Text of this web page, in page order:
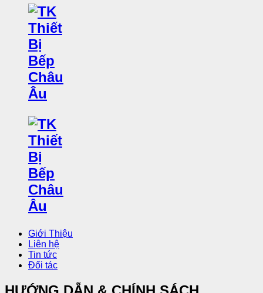
Giới Thiệu
Liên hệ
Tin tức
Đối tác